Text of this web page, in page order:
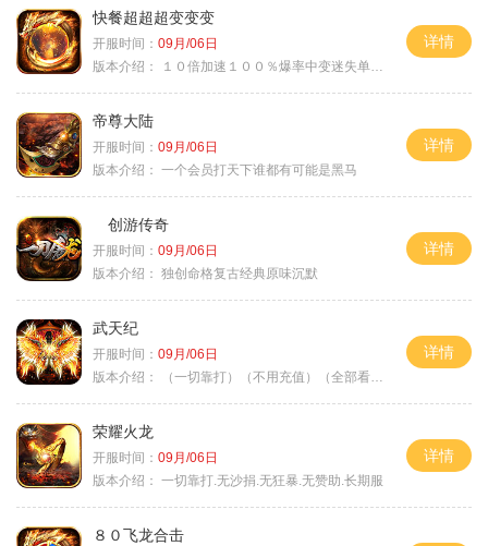
快餐超超超变变变
开服时间： 09月/06日
版本介绍：
１０倍加速１００％爆率中变迷失单职业
详情
帝尊大陆
开服时间： 09月/06日
版本介绍： 一个会员打天下谁都有可能是黑马
详情
创游传奇
开服时间： 09月/06日
版本介绍： 独创命格复古经典原味沉默
详情
武天纪
开服时间： 09月/06日
版本介绍：
（一切靠打）（不用充值）（全部看脸）
详情
荣耀火龙
开服时间： 09月/06日
版本介绍： 一切靠打.无沙捐.无狂暴.无赞助.长期服
详情
８０飞龙合击